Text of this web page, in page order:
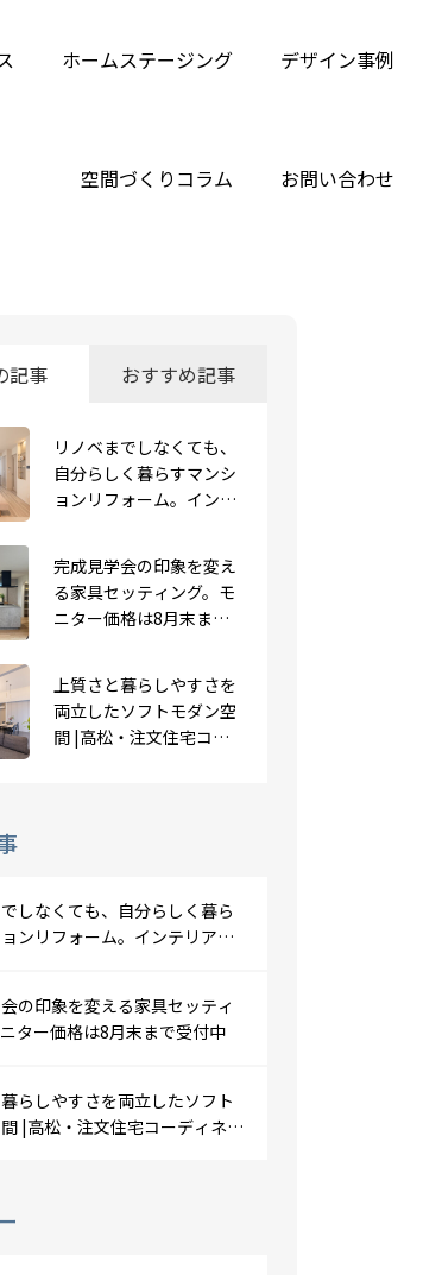
ホームステージング デザイン事例
空間づくりコラム お問い合わせ
記事 おすすめ記事
リノベまでしなくても、
自分らしく暮らすマンシ
ョンリフォーム。インテ
完成見学会の印象を変え
る家具セッティング。モ
ニター価格は8月末まで
上質さと暮らしやすさを
両立したソフトモダン空
間 |高松・注文住宅コー
サロン完成！！
山登りで息抜きを
赤ちゃん用家具は必要？
しなくても、自分らしく暮ら
ンリフォーム。インテリアコ
の印象を変える家具セッティ
ター価格は8月末まで受付中
らしやすさを両立したソフト
|高松・注文住宅コーディネー